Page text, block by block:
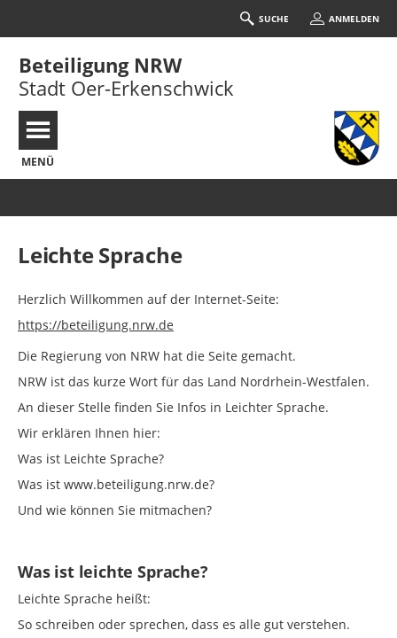
SUCHE ANMELDEN
Beteiligung NRW
Stadt Oer-Erkenschwick
MENÜ
Leichte Sprache
Herzlich Willkommen auf der Internet-Seite:
https://beteiligung.nrw.de
Die Regierung von NRW hat die Seite gemacht.
NRW ist das kurze Wort für das Land Nordrhein-Westfalen.
An dieser Stelle finden Sie Infos in Leichter Sprache.
Wir erklären Ihnen hier:
Was ist Leichte Sprache?
Was ist www.beteiligung.nrw.de?
Und wie können Sie mitmachen?
Was ist leichte Sprache?
Leichte Sprache heißt:
So schreiben oder sprechen, dass es alle gut verstehen.